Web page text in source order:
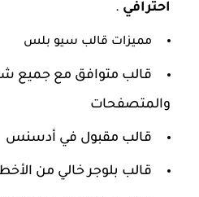
احترافي .
مميزات قالب سيو بلس
قالب متوافق مع جميع
والمتصفحات
قالب مقبول في أدسنس
قالب بلوجر خالي من